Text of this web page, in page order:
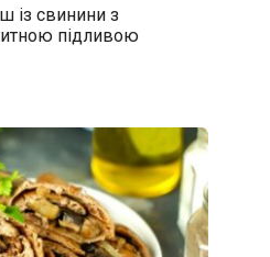
із свинини з
підливою